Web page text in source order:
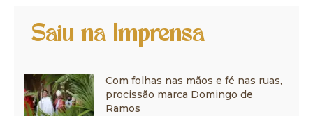
Saiu na Imprensa
Com folhas nas mãos e fé nas ruas,
procissão marca Domingo de
Ramos